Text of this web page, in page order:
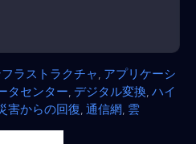
ラストラクチャ アプリケーシ
タセンター デジタル変換 ハイ
害からの回復 通信網 雲